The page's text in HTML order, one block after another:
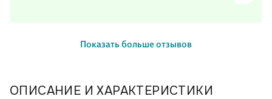
ОПИСАНИЕ И ХАРАКТЕРИСТИКИ
Показать больше отзывов